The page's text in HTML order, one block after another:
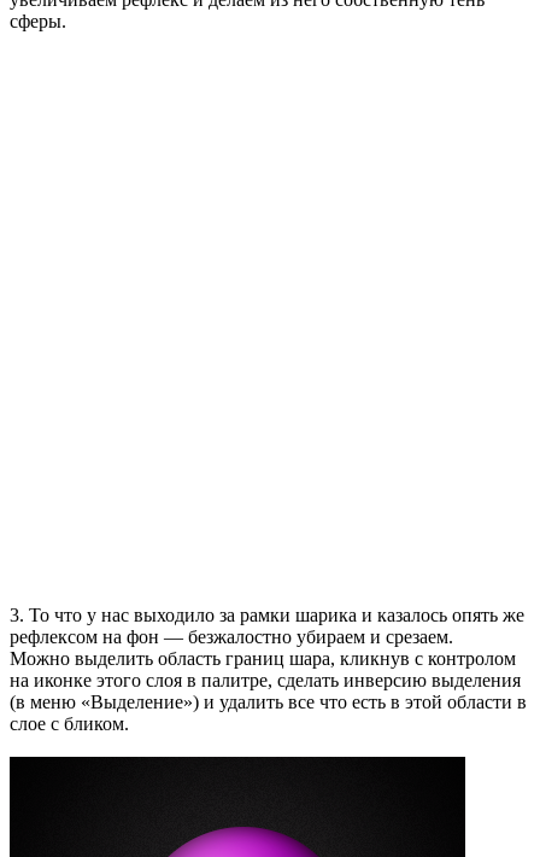
сферы.
3. То что у нас выходило за рамки шарика и казалось опять же
рефлексом на фон — безжалостно убираем и срезаем.
Можно выделить область границ шара, кликнув с контролом
на иконке этого слоя в палитре, сделать инверсию выделения
(в меню «Выделение») и удалить все что есть в этой области в
слое с бликом.